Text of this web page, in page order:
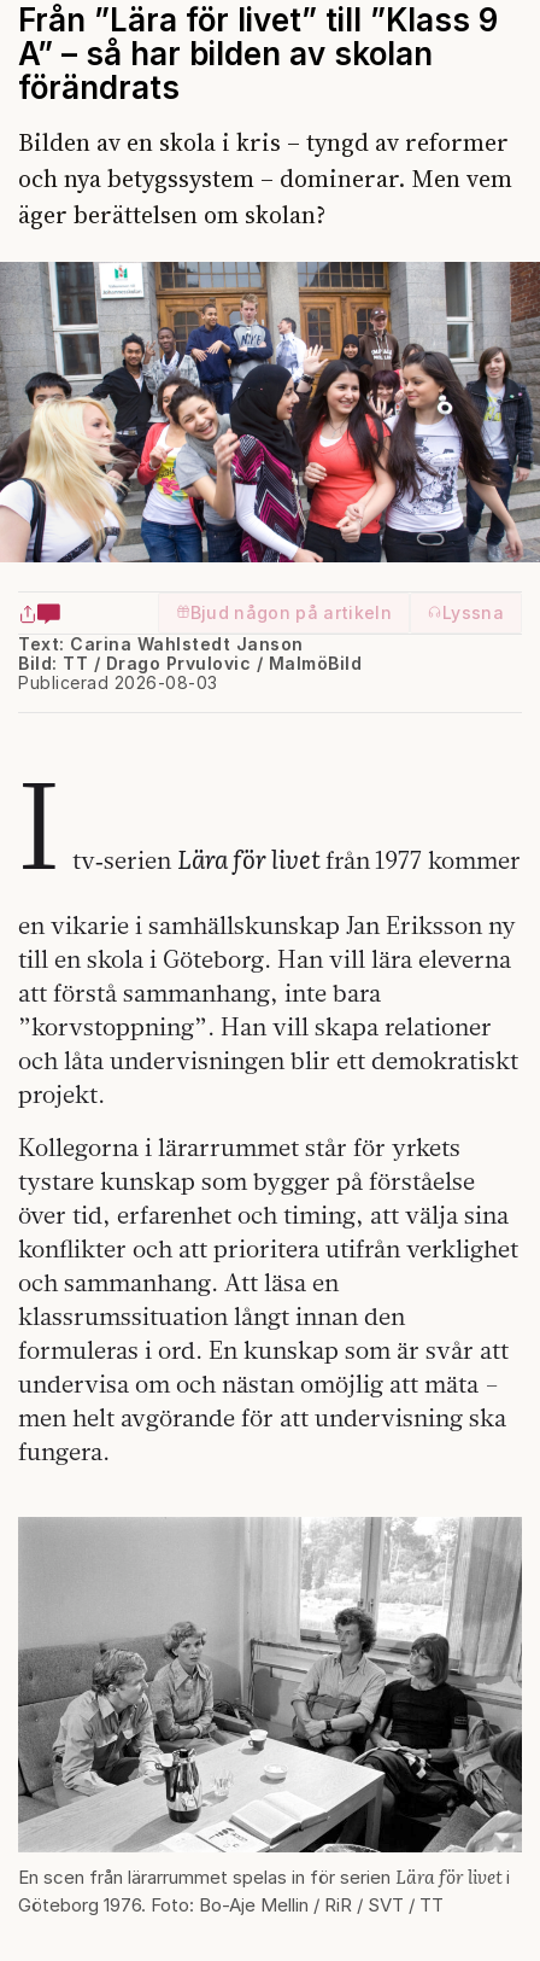
Från ”Lära för livet” till ”Klass 9
A” – så har bilden av skolan
förändrats
Bilden av en skola i kris – tyngd av reformer
och nya betygssystem – dominerar. Men vem
äger berättelsen om skolan?
Bjud någon på artikeln
Lyssna
Text: Carina Wahlstedt Janson
Publicerad 2026-08-03
Bild: TT / Drago Prvulovic / MalmöBild
I tv‑serien Lära för livetfrån 1977 kommer
en vikarie i samhällskunskap Jan Eriksson ny
till en skola i Göteborg. Han vill lära eleverna
att förstå sammanhang, inte bara
”korvstoppning”. Han vill skapa relationer
och låta undervisningen blir ett demokratiskt
projekt.
Kollegorna i lärarrummet står för yrkets
tystare kunskap som bygger på förståelse
över tid, erfarenhet och timing, att välja sina
konflikter och att prioritera utifrån verklighet
och sammanhang. Att läsa en
klassrumssituation långt innan den
formuleras i ord. En kunskap som är svår att
undervisa om och nästan omöjlig att mäta –
men helt avgörande för att undervisning ska
fungera.
En scen från lärarrummet spelas in för serien Lära för liveti
Göteborg 1976. Foto: Bo-Aje Mellin / RiR / SVT / TT